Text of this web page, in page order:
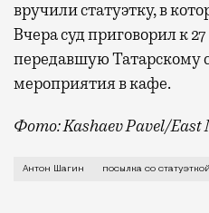
вручили статуэтку, в
Вчера суд приговорил к
передавшую Татарскому
мероприятия в кафе.
Фото: Kashaev Pavel/East
Стутуэтка Фемиды —
Антон Шагин посылка со статуэткой